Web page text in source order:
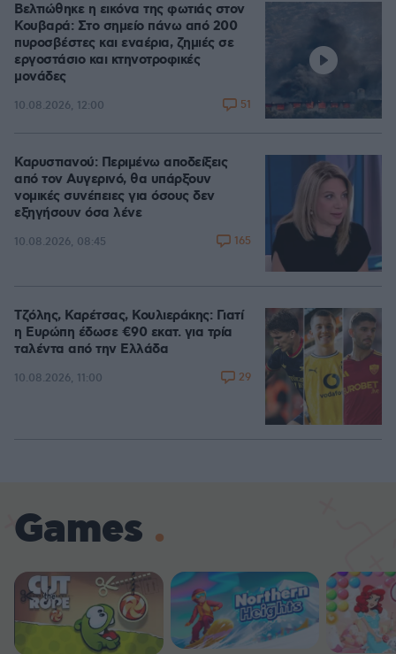
Βελτιώθηκε η εικόνα της φωτιάς στον
Κουβαρά: Στο σημείο πάνω από 200
πυροσβέστες και εναέρια, ζημιές σε
εργοστάσιο και κτηνοτροφικές
μονάδες
10.08.2026, 12:00 51
Καρυστιανού: Περιμένω αποδείξεις
από τον Αυγερινό, θα υπάρξουν
νομικές συνέπειες για όσους δεν
εξηγήσουν όσα λένε
10.08.2026, 08:45 165
Τζόλης, Καρέτσας, Κουλιεράκης: Γιατί
η Ευρώπη έδωσε €90 εκατ. για τρία
ταλέντα από την Ελλάδα
10.08.2026, 11:00 29
Games